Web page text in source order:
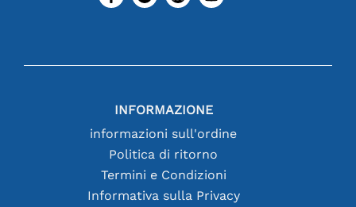
INFORMAZIONE
informazioni sull'ordine
Politica di ritorno
Termini e Condizioni
Informativa sulla Privacy